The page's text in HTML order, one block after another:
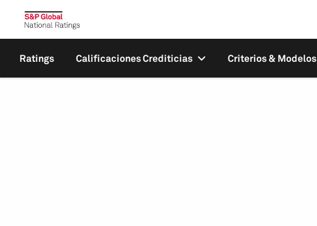
Ratings Calificaciones Crediticias Criterios & Modelos